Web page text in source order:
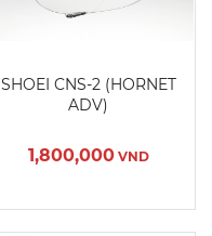
SHOEI CNS-2 (HORNET
ADV)
1,800,000 VND
Xóa